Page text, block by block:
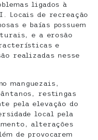
ligados à
Locais de recreação
e baías possuem
e a erosão
e
realizadas nesse
manguezais,
restingas
pela elevação do
local pela
alterações
de provocarem